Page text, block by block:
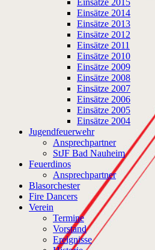
Einsätze 2015
Einsätze 2014
Einsätze 2013
Einsätze 2012
Einsätze 2011
Einsätze 2010
Einsätze 2009
Einsätze 2008
Einsätze 2007
Einsätze 2006
Einsätze 2005
Einsätze 2004
Jugendfeuerwehr
Ansprechpartner
StJF Bad Nauheim
Feuerdinos
Ansprechpartner
Blasorchester
Fire Dancers
Verein
Termine
Vorstand
Ereignisse